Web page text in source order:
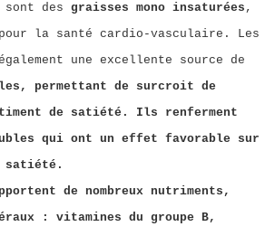
des graisses mono insaturées ,
la santé cardio-vasculaire. Les
permettant de surcroit de
de satiété. Ils renferment
qui ont un effet favorable sur
de nombreux nutriments,
: vitamines du groupe B,